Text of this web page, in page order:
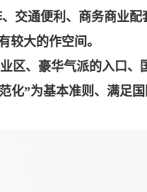
交通便利、商务商业配
较大的作空间。
区、豪华气派的入口、
化”为基本准则、满足